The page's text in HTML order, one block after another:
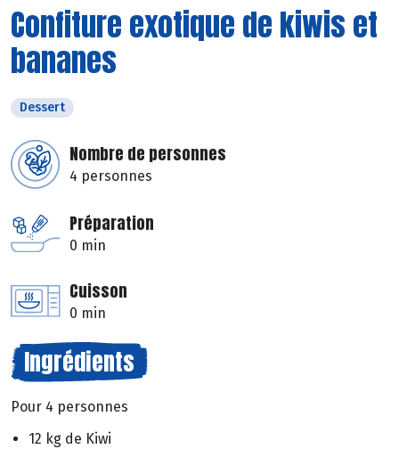
Confiture exotique de kiwis et
bananes
Dessert
Nombre de personnes
4 personnes
Préparation
0 min
Cuisson
0 min
Ingrédients
Pour 4 personnes
12 kg de Kiwi